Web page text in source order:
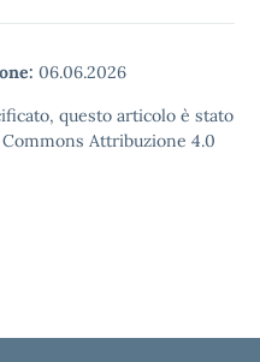
06.06.2026
questo articolo è stato
Attribuzione 4.0